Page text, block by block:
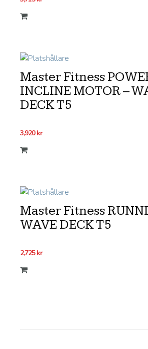
Master Fitness
INCLINE MOTOR –
DECK T5
3,920kr
Master Fitness
WAVE DECK T5
2,725kr